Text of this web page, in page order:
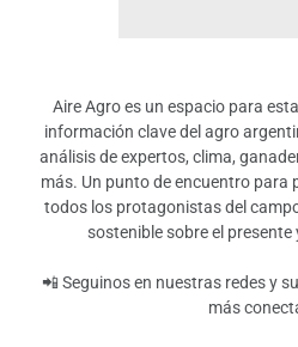
Aire Agro es un espacio para
información clave del agro
análisis de expertos, clima,
más. Un punto de encuentro para
todos los protagonistas del
sostenible sobre el
📲 Seguinos en nuestras redes y
más